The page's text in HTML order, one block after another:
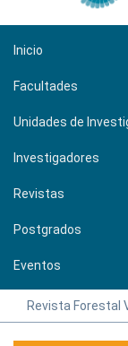
Inicio
Facultades
Unidades de
Investigadores
Revistas
Postgrados
Eventos
Revista Forestal